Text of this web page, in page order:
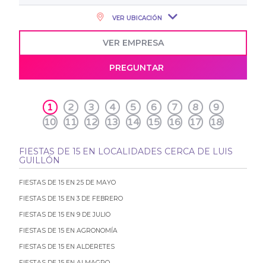
VER UBICACIÓN
VER EMPRESA
PREGUNTAR
1 2 3 4 5 6 7 8
9
10
11 12 13 14 15 16 17 18
FIESTAS DE 15 EN LOCALIDADES CERCA DE LUIS
GUILLÓN
FIESTAS DE 15 EN 25 DE MAYO
FIESTAS DE 15 EN 3 DE FEBRERO
FIESTAS DE 15 EN 9 DE JULIO
FIESTAS DE 15 EN AGRONOMÍA
FIESTAS DE 15 EN ALDERETES